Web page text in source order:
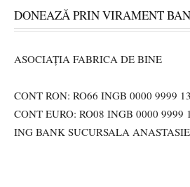
DONEAZĂ PRIN VIRAMENT
ASOCIAȚIA FABRICA DE BINE
CONT RON: RO66 INGB 0000 9999
CONT EURO: RO08 INGB 0000 9999
ING BANK SUCURSALA